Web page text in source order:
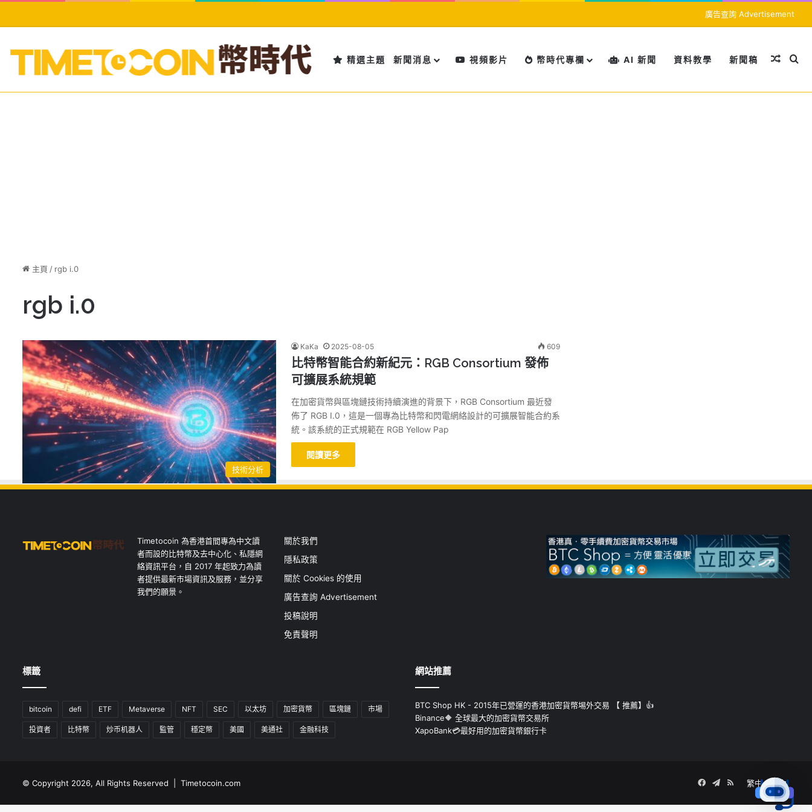
廣告查詢 Advertisement
精選主題 新聞消息 視頻影片 幣時代專欄 AI 新聞 資料教學 新聞稿 隨機文
搜
主頁 / rgb i.0
rgb i.0
技術分析
KaKa 2025-08-05 609
比特幣智能合約新紀元：RGB Consortium 發佈
可擴展系統規範
在加密貨幣與區塊鏈技術持續演進的背景下，RGB Consortium 最近發
佈了 RGB I.0，這是一個專為比特幣和閃電網絡設計的可擴展智能合約系
統。該系統的正式規範在 RGB Yellow Pap
閱讀更多
Timetocoin 為香港首間專為中文讀
者而設的比特幣及去中心化、私隱網
絡資訊平台，自 2017 年起致力為讀
者提供最新市場資訊及服務，並分享
我們的願景。
關於我們
隱私政策
關於 Cookies 的使用
廣告查詢 Advertisement
投稿說明
免責聲明
標籤
bitcoin defi ETF Metaverse NFT SEC 以太坊 加密貨幣 區塊鏈 市場
投資者 比特幣 炒币机器人 監管 穩定幣 美國 美通社 金融科技
網站推薦
BTC Shop HK - 2015年已營運的香港加密貨幣埸外交易 【 推薦】👍
Binance🔶 全球最大的加密貨幣交易所
XapoBank💳最好用的加密貨幣銀行卡
© Copyright 2026, All Rights Reserved | Timetocoin.com 繁中 簡中
Facebook
Telegram
RSS